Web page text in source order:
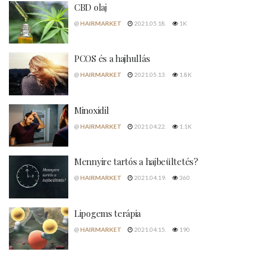
CBD olaj
@HAIRMARKET 2021.05.18. 1K
PCOS és a hajhullás
@HAIRMARKET 2021.05.13. 1.8K
Minoxidil
@HAIRMARKET 2021.04.22. 1.1K
Mennyire tartós a hajbeültetés?
@HAIRMARKET 2021.04.19. 360
Lipogems terápia
@HAIRMARKET 2021.04.15. 190